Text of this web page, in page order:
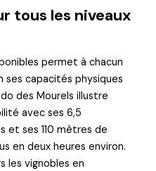
tous les niveaux
permet à chacun
ses capacités physiques
des Mourels illustre
avec ses 6,5
et ses 110 mètres de
en deux heures environ.
les vignobles en